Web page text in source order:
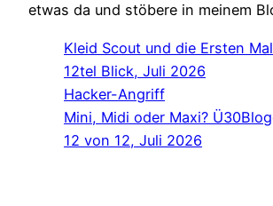
etwas da und stöbere in meinem
Kleid Scout und die Ersten
12tel Blick, Juli 2026
Hacker-Angriff
Mini, Midi oder Maxi?
12 von 12, Juli 2026